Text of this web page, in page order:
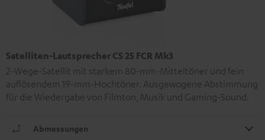
Satelliten-Lautsprecher CS 25 FCR Mk3
2-Wege-Satellit mit starkem 80-mm-Mitteltöner und fein
auflösendem 19-mm-Hochtöner. Ausgewogene Abstimmung
für die Wiedergabe von Filmton, Musik und Gaming-Sound.
Abmessungen